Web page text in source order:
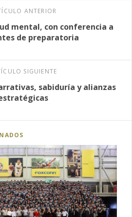
ANTERIOR
mental, con conferencia a
de preparatoria
SIGUIENTE
sabiduría y alianzas